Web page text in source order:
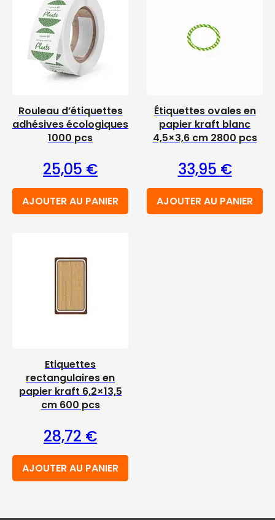
Rouleau d’étiquettes
adhésives écologiques
1000 pcs
25,05 €
AJOUTER AU PANIER
Étiquettes ovales en
papier kraft blanc
4,5×3,6 cm 2800 pcs
33,95 €
AJOUTER AU PANIER
Etiquettes
rectangulaires en
papier kraft 6,2×13,5
cm 600 pcs
28,72 €
AJOUTER AU PANIER